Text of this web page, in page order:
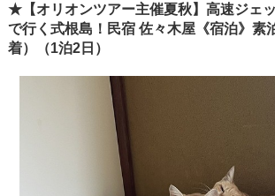
★【オリオンツアー主催夏秋】高速ジェ
で行く式根島！民宿 佐々木屋《宿泊》素
着）（1泊2日）